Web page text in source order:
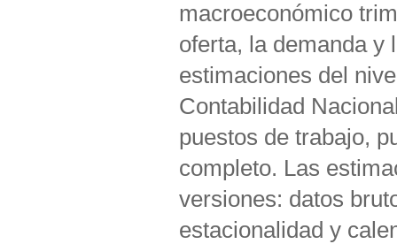
macroeconómico
oferta, la demanda y
estimaciones del
Contabilidad
puestos de trabajo,
completo. Las
versiones: datos
estacionalidad y